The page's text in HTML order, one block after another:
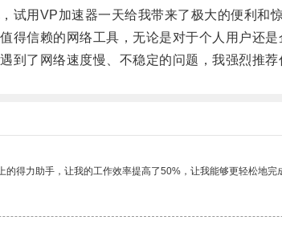
用VP加速器一天给我带来了极大的便利和惊
信赖的网络工具，无论是对于个人用户还是
了网络速度慢、不稳定的问题，我强烈推荐
的得力助手，让我的工作效率提高了50%，让我能够更轻松地完